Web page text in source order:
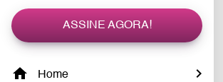
ASSINE AGORA!
Home